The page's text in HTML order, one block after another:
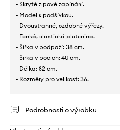
- Skryté zipové zapínání.
- Model s podšívkou.
- Dvoustranné, ozdobné výřezy.
- Tenká, elastická pletenina.
- Šířka v podpaží: 38 cm.
- Šířka v bocích: 40 cm.
- Délka: 82 cm.
- Rozměry pro velikost: 36.
Podrobnosti o výrobku